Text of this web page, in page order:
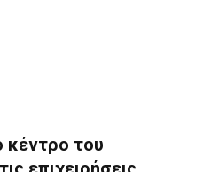
κέντρο του